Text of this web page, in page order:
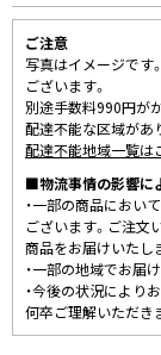
ご注意
写真はイメージです
ございます。
別途手数料990円が
配達不能な区域があ
配達不能地域一覧は
■物流事情の影響に
・一部の商品におい
ございます。ご注文
商品をお届けいたし
・一部の地域でお届
・今後の状況により
何卒ご理解いただき